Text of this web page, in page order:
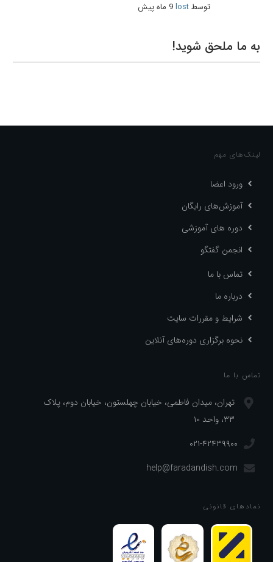
توسطlost9 ماه پیش
به ما ملحق شوید!
لینک‌های مهم
ورود اعضا
آموزش‌های رایگان
دوره های آموزشی
انجمن گفتگو
تماس با ما
درباره ما
شرایط و مقررات سایت
نحوه برگزاری دوره‌های آنلاین
تماس با ما
تهران، میدان فاطمی، خیابان چهلستون، خیابان دوم، پلاک
۳۳، واحد ۱۰
۰۲۱-۴۲۴۳۹۹۰۰
help@faradandish.com
نماد‌های قانونی